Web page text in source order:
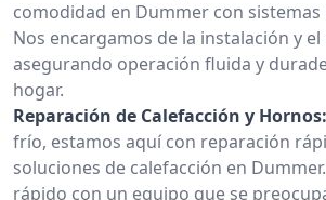
comodidad en Dummer con sistemas
Nos encargamos de la instalación y
asegurando operación fluida y
hogar.
Reparación de Calefacción y Hornos:
frío, estamos aquí con reparación
soluciones de calefacción en
rápido con un equipo que se